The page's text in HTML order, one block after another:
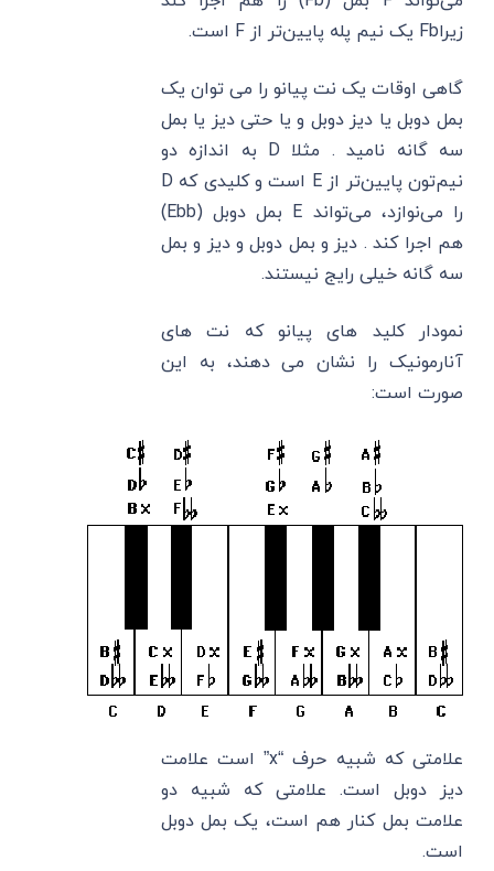
زیراFb یک نیم پله پایین‌تر از F است.
گاهی اوقات یک نت پیانو را می توان یک
بمل دوبل یا دیز دوبل و یا حتی دیز یا بمل
سه گانه نامید . مثلا D به اندازه دو
نیم‌تون پایین‌تر از E است و کلیدی که D
را می‌نوازد، می‌تواند E بمل دوبل (Ebb)
هم اجرا کند . دیز و بمل دوبل و دیز و بمل
سه گانه خیلی رایج نیستند.
نمودار کلید های پیانو که نت های
آنارمونیک را نشان می دهند، به این
صورت است:
علامتی که شبیه حرف “x” است علامت
دیز دوبل است. علامتی که شبیه دو
علامت بمل کنار هم است، یک بمل دوبل
است.